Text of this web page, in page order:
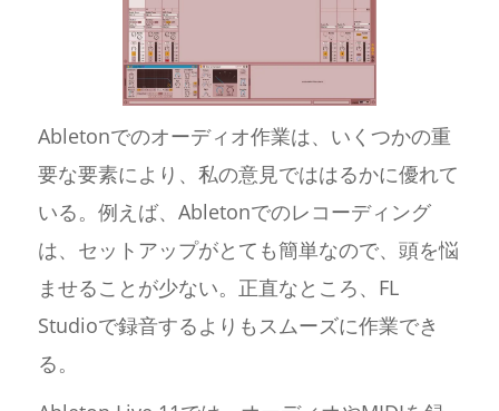
Abletonでのオーディオ作業は、いくつかの重
要な要素により、私の意見でははるかに優れて
いる。例えば、Abletonでのレコーディング
は、セットアップがとても簡単なので、頭を悩
ませることが少ない。正直なところ、FL
Studioで録音するよりもスムーズに作業でき
る。